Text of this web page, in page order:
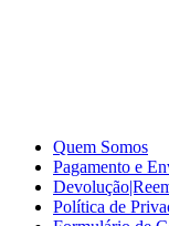
Quem Somos
Pagamento e
Política de